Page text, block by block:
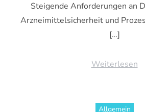
Steigende Anforderungen an
Arzneimittelsicherheit und
[…]
Weiterlesen
Allgemein